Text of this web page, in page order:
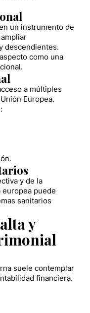
un instrumento de
descendientes.
como una
a múltiples
Europea.
y de la
europea puede
sanitarios
y
suele contemplar
financiera.